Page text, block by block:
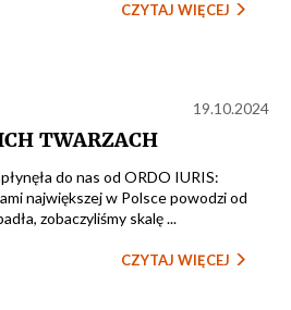
CZYTAJ WIĘCEJ
19.10.2024
TWARZACH
do nas od ORDO IURIS:
największej w Polsce powodzi od
zobaczyliśmy skalę ...
CZYTAJ WIĘCEJ